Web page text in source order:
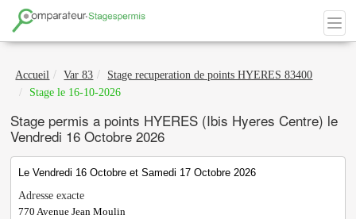
Accueil Var 83
Stage recuperation de points HYERES 83400
Stage le 16-10-2026
Stage permis a points HYERES (Ibis Hyeres Centre) le
Vendredi 16 Octobre 2026
Le Vendredi 16 Octobre et Samedi 17 Octobre 2026
Adresse exacte
770 Avenue Jean Moulin